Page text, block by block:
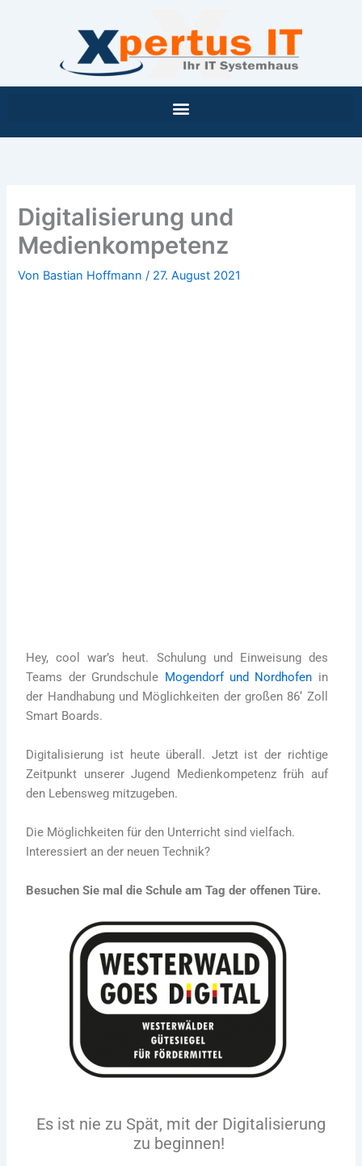
Digitalisierung und
Medienkompetenz
Von Bastian Hoffmann/ 27. August 2021
Hey, cool war’s heut. Schulung und Einweisung des
Teams der Grundschule Mogendorf und Nordhofen in
der Handhabung und Möglichkeiten der großen 86‘ Zoll
Smart Boards.
Digitalisierung ist heute überall. Jetzt ist der richtige
Zeitpunkt unserer Jugend Medienkompetenz früh auf
den Lebensweg mitzugeben.
Die Möglichkeiten für den Unterricht sind vielfach.
Interessiert an der neuen Technik?
Besuchen Sie mal die Schule am Tag der offenen Türe.
Es ist nie zu Spät, mit der Digitalisierung
zu beginnen!